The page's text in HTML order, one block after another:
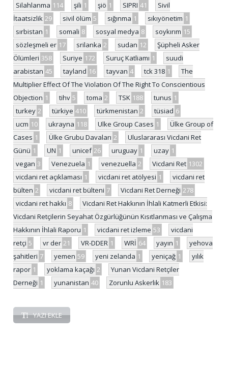
Silahlanma 114 şili 1 şiö 1 SIPRI 41
Sivil
İtaatsizlik 29 sivil ölüm 5 sığınma 1 sıkıyönetim 1
sırbistan 1 somali 8 sosyal medya 8 soykırım 15
sözleşmeli er 17 srilanka 2 sudan 12
Şüpheli Asker
Ölümleri 358 Suriye 172 Suruç Katliamı 1
suudi
arabistan 45 tayland 16 tayvan 4 tck 318 1
The
Multiplier Effect Of The Violation Of The Right To Conscientious
Objection 1 tihv 5 toma 2 TSK 188 tunus 1
turkey 2 türkiye 410 türkmenistan 2 tüsiad 6
ucm 10 ukrayna 118 Ulke Group Cases 1
Ülke Group of
Cases 1 Ülke Grubu Davaları 2
Uluslararası Vicdani Ret
Günü 1 UN 1 unicef 26 uruguay 1 uzay 1
vegan 3 Venezuela 1 venezuella 2 Vicdani Ret 1302
vicdani ret açıklaması 1 vicdani ret atölyesi 1
vicdani ret
bülten 2 vicdani ret bülteni 7 Vicdani Ret Derneği 278
vicdani ret hakkı 8
Vicdani Ret Hakkının İhlali Katmerli Etkisi:
Vicdani Retçilerin Seyahat Özgürlüğünün Kısıtlanması ve Çalışma
Hakkının İhlali Raporu 1 vicdani ret izleme 53
vicdani
retçi 5 vr der 21 VR-DDER 1 WRİ 64 yayın 1
yehova
şahitleri 7 yemen 59 yeni zelanda 1 yeniçağ 1
yılık
rapor 1 yoklama kaçağı 2
Yunan Vicdani Retçiler
Derneği 1 yunanistan 40 Zorunlu Askerlik 183
YAZI EKLE